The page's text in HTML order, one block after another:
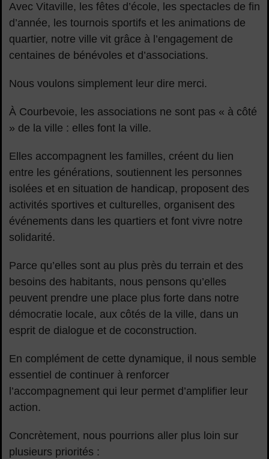
Avec Vitaville, les fêtes d’école, les spectacles de fin
d’année, les tournois sportifs et les animations de
quartier, notre ville vit grâce à l’engagement de
centaines de bénévoles et d’associations.
Nous voulons simplement leur dire merci.
À Courbevoie, les associations ne sont pas « à côté
» de la ville : elles font la ville.
Elles accompagnent les familles, créent du lien
entre les générations, soutiennent les personnes
isolées et en situation de handicap, proposent des
activités sportives et culturelles, organisent des
événements dans les quartiers et font vivre notre
solidarité.
Parce qu’elles sont au plus près du terrain et des
besoins des habitants, nous pensons qu’elles
peuvent prendre une place plus forte dans notre
démocratie locale, aux côtés de la ville, dans un
esprit de dialogue et de coconstruction.
En complément de cette dynamique, il nous semble
essentiel de continuer à renforcer
l’accompagnement qui leur permet d’amplifier leur
action.
Concrètement, nous pourrions aller plus loin sur
plusieurs priorités :